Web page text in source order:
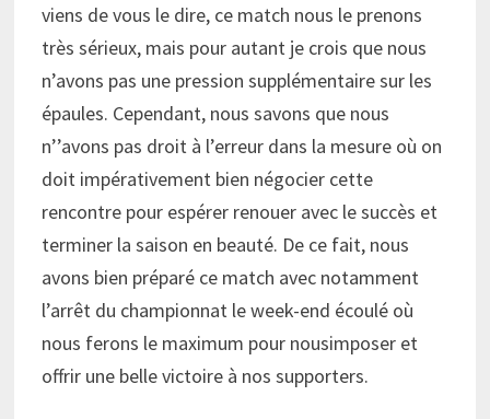
viens de vous le dire, ce match nous le prenons
très sérieux, mais pour autant je crois que nous
n’avons pas une pression supplémentaire sur les
épaules. Cependant, nous savons que nous
n’’avons pas droit à l’erreur dans la mesure où on
doit impérativement bien négocier cette
rencontre pour espérer renouer avec le succès et
terminer la saison en beauté. De ce fait, nous
avons bien préparé ce match avec notamment
l’arrêt du championnat le week-end écoulé où
nous ferons le maximum pour nousimposer et
offrir une belle victoire à nos supporters.